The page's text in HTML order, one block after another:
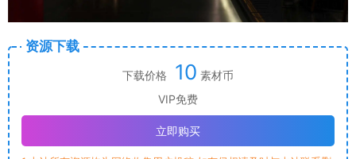
资源下载
下载价格 10 素材币
VIP免费
立即购买